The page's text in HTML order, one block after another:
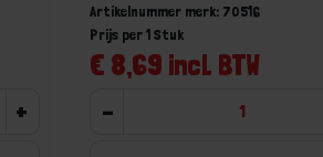
+
Artikelnummer merk: 70516
€ 8,69 incl. BTW
Prijs per 1 Stuk
-